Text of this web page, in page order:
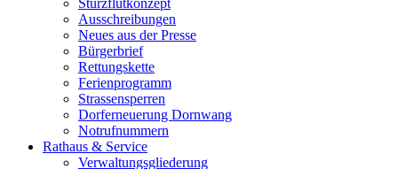
Sturzflutkonzept
Ausschreibungen
Neues aus der Presse
Bürgerbrief
Rettungskette
Ferienprogramm
Strassensperren
Dorferneuerung Dornwang
Notrufnummern
Rathaus & Service
Verwaltungsgliederung